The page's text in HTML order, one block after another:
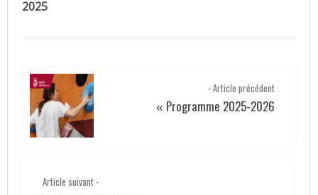
2025
- Article précédent
« Programme 2025-2026
Article suivant -